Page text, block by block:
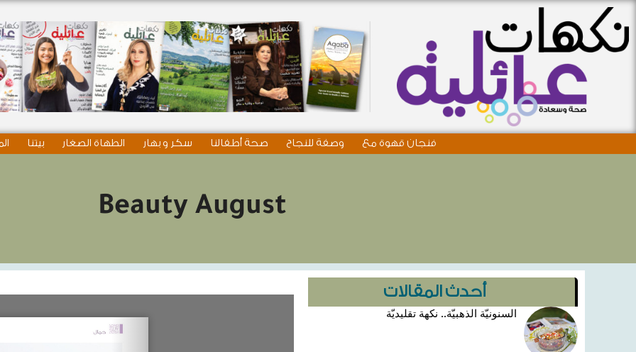
فنجان قهوة مع وصفة للنجاح صحة أطفالنا سكر و بهار الطهاة الصغار بيتنا
Beauty August
أحدث المقالات
السنونيّة الذهبيّة.. نكهة تقليديّة